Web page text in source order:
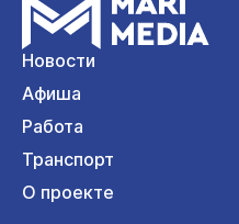
Новости
Афиша
Работа
Транспорт
О проекте